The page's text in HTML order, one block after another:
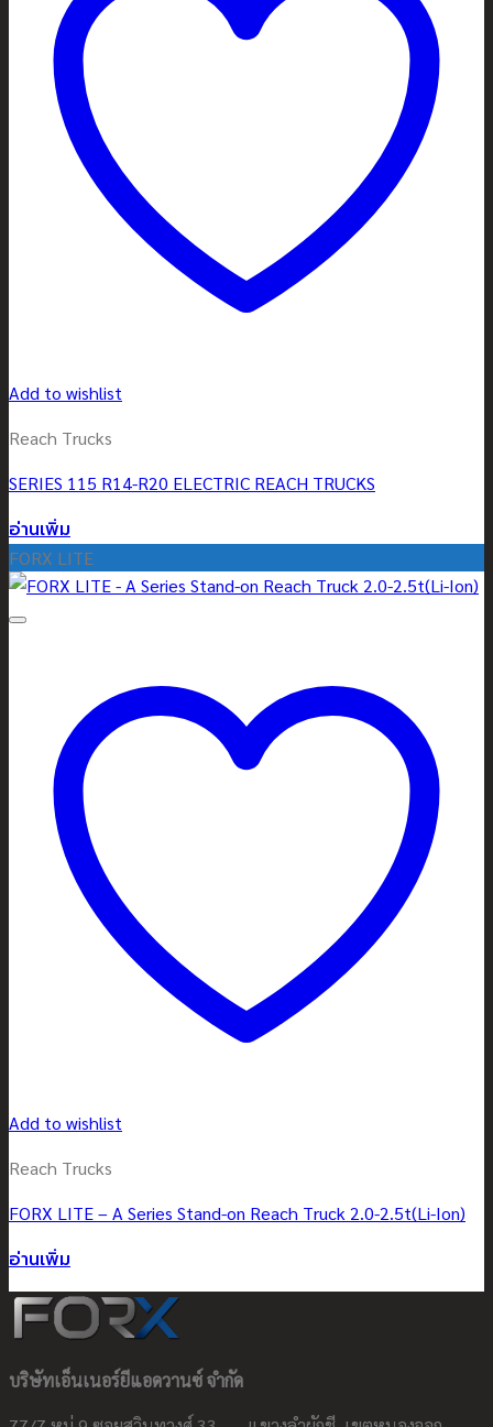
Add to wishlist
Reach Trucks
SERIES 115 R14-R20 ELECTRIC REACH TRUCKS
อ่านเพิ่ม
FORX LITE
Add to wishlist
Reach Trucks
FORX LITE – A Series Stand-on Reach Truck 2.0-2.5t(Li-Ion)
อ่านเพิ่ม
บริษัทเอ็นเนอร์ยีแอดวานซ์ จำกัด